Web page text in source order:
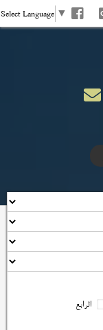
Select Language ▼
الرابع